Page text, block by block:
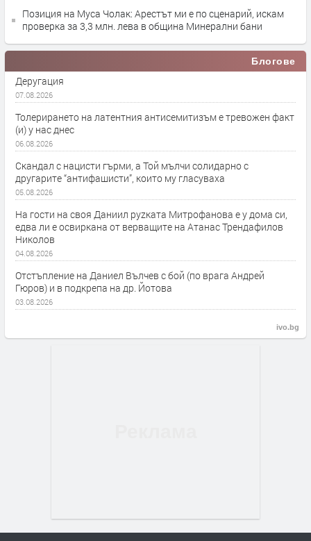
Позиция на Муса Чолак: Арестът ми е по сценарий, искам
проверка за 3,3 млн. лева в община Минерални бани
Блогове
Деругация
07.08.2026
Толерирането на латентния антисемитизъм е тревожен факт
(и) у нас днес
06.08.2026
Скандал с нацисти гърми, а Той мълчи солидарно с
другарите “антифашисти”, които му гласуваха
05.08.2026
На гости на своя Даниил руzката Митрофанова е у дома си,
едва ли е освиркана от верващите на Атанас Трендафилов
Николов
04.08.2026
Отстъпление на Даниел Вълчев с бой (по врага Андрей
Гюров) и в подкрепа на др. Йотова
03.08.2026
ivo.bg